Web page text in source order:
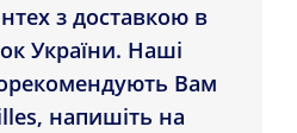
з доставкою в
України. Наші
Вам
напишіть на